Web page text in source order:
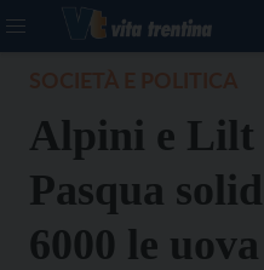
Alpini e Lilt
Pasqua
6000 le